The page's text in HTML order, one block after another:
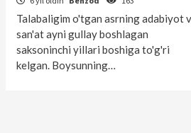
Talabaligim o'tgan asrning adabiyot
san'at ayni gullay boshlagan
saksoninchi yillari boshiga to'g'ri
kelgan. Boysunning…